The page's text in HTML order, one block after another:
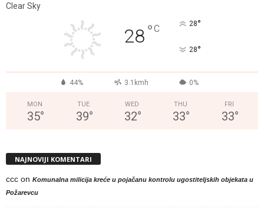
Clear Sky
28°C 28°
28°
44% 3.1kmh 0%
MON
35°
TUE
39°
WED
32°
THU
33°
FRI
33°
NAJNOVIJI KOMENTARI
ccc on Komunalna milicija kreće u pojačanu kontrolu ugostiteljskih objekata u
Požarevcu